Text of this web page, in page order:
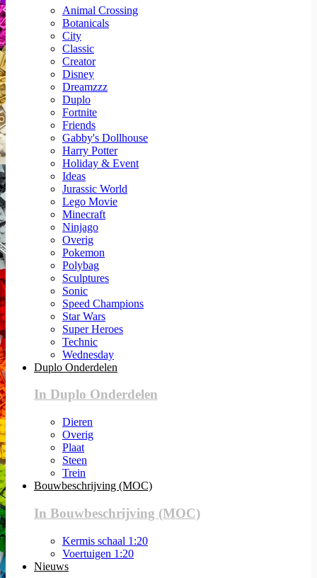
Animal Crossing
Botanicals
City
Classic
Creator
Disney
Dreamzzz
Duplo
Fortnite
Friends
Gabby's Dollhouse
Harry Potter
Holiday & Event
Ideas
Jurassic World
Lego Movie
Minecraft
Ninjago
Overig
Pokemon
Polybag
Sculptures
Sonic
Speed Champions
Star Wars
Super Heroes
Technic
Wednesday
Duplo Onderdelen
In Duplo Onderdelen
Dieren
Overig
Plaat
Steen
Trein
Bouwbeschrijving (MOC)
In Bouwbeschrijving (MOC)
Kermis schaal 1:20
Voertuigen 1:20
Nieuws